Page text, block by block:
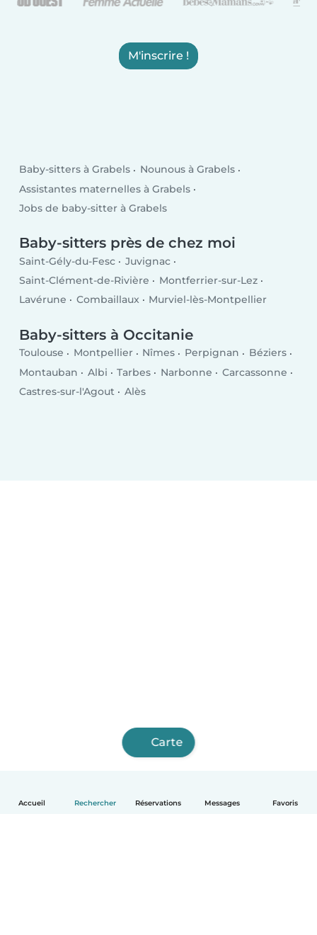
Accueil Rechercher Réservations Messages Favoris
M'inscrire !
Baby-sitters à Grabels
Nounous à Grabels
Assistantes maternelles à Grabels
Jobs de baby-sitter à Grabels
Baby-sitters près de chez moi
Saint-Gély-du-Fesc
Juvignac
Saint-Clément-de-Rivière
Montferrier-sur-Lez
Lavérune
Combaillaux Murviel-lès-Montpellier
Baby-sitters à Occitanie
Toulouse Montpellier Nîmes Perpignan
Béziers
Montauban
Albi Tarbes Narbonne
Carcassonne
Castres-sur-l'Agout
Alès
Carte